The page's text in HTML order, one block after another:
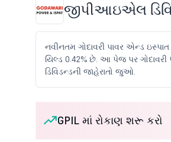
જીપીઆઇએલ
નવીનતમ ગોદાવરી પાવર એન્ડ
યિલ્ડ 0.42% છે. આ પેજ પર ગોદાવરી
ડિવિડન્ડની જાહેરાતો જુઓ.
GPIL માં રોકાણ શરૂ કરો